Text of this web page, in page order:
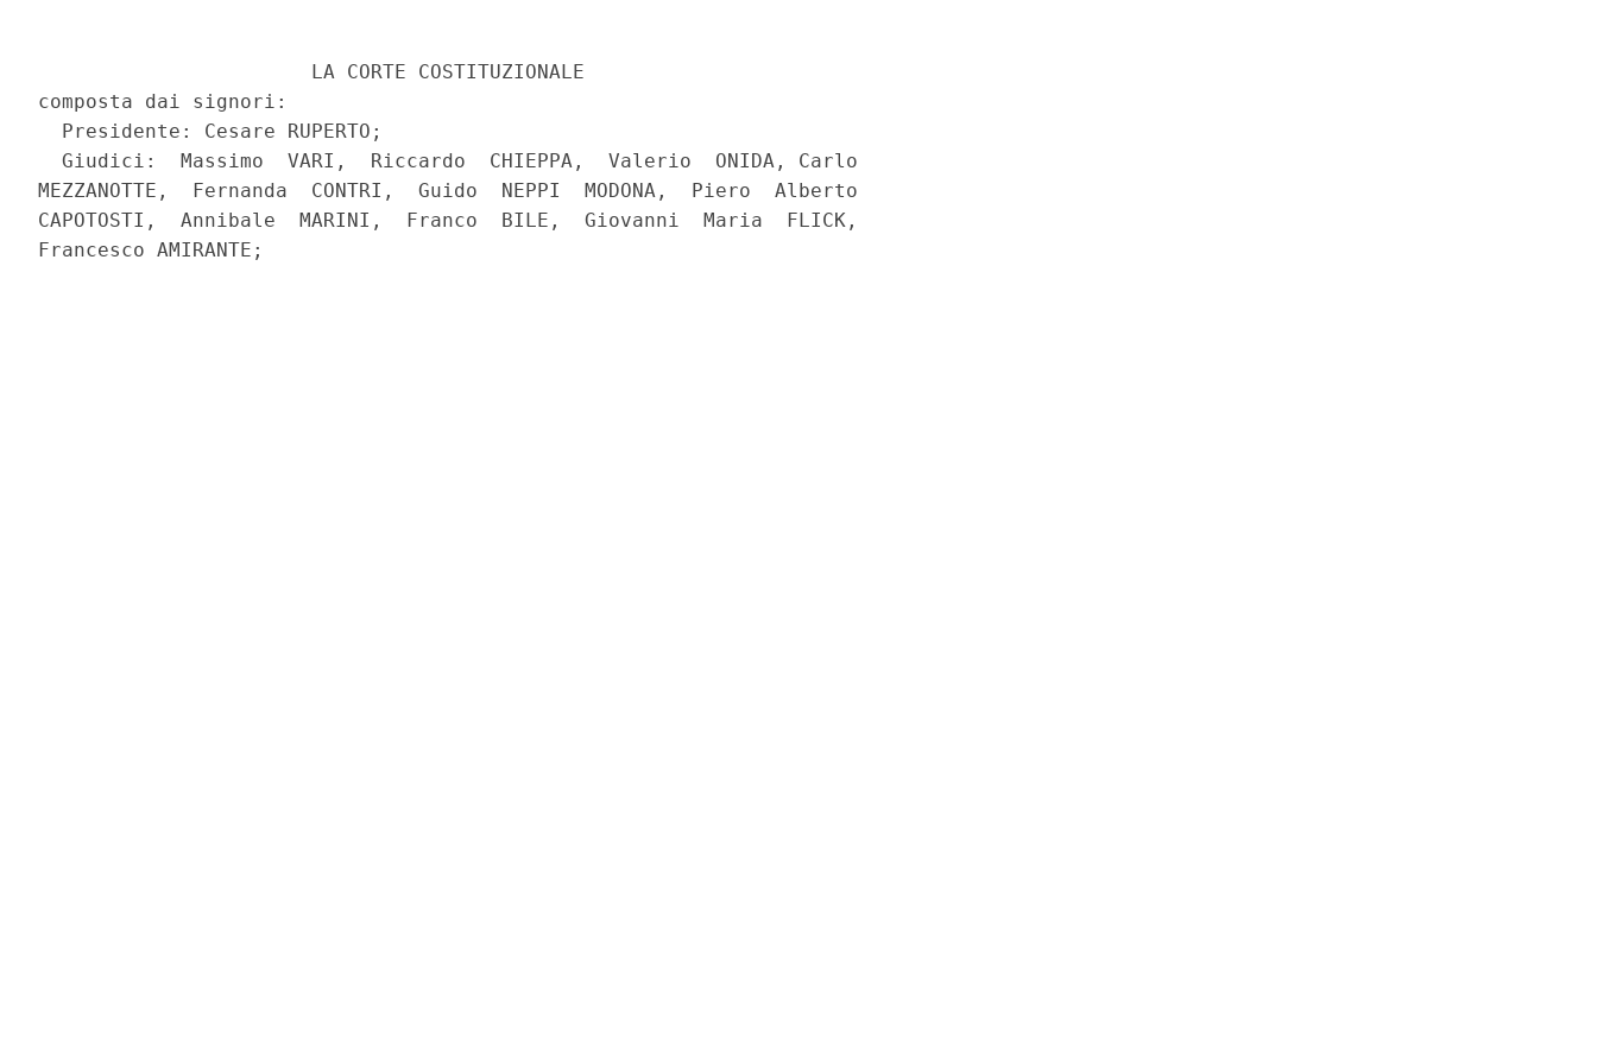
                       LA CORTE COSTITUZIONALE
composta dai signori:
  Presidente: Cesare RUPERTO;
  Giudici:  Massimo  VARI,  Riccardo  CHIEPPA,  Valerio  ONIDA, Carlo
MEZZANOTTE,  Fernanda  CONTRI,  Guido  NEPPI  MODONA,  Piero  Alberto
CAPOTOSTI,  Annibale  MARINI,  Franco  BILE,  Giovanni  Maria  FLICK,